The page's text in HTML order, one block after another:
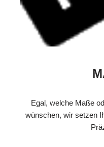
Egal, welche Maße
wünschen, wir setzen